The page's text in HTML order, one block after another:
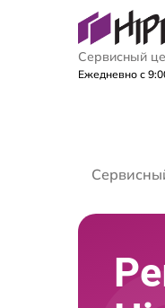
Сервисный
Ежедневно с